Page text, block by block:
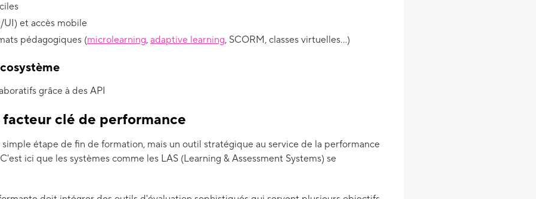
et accès mobile
pédagogiques (microlearning, adaptive learning, SCORM, classes virtuelles…)
grâce à des API
clé de performance
simple étape de fin de formation, mais un outil stratégique au service de la performance
ici que les systèmes comme les LAS (Learning & Assessment Systems) se